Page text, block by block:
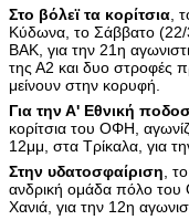
Στο βόλεϊ τα κορίτσια,
Κύδωνα, το Σάββατο (22/
ΒΑΚ, για την 21η
της Α2 και δυο στροφές
μείνουν στην κορυφή.
Για την Α' Εθνική
κορίτσια του ΟΦΗ,
12μμ, στα Τρίκαλα, για
Στην υδατοσφαίριση,
ανδρική ομάδα πόλο του
Χανιά, για την 12η